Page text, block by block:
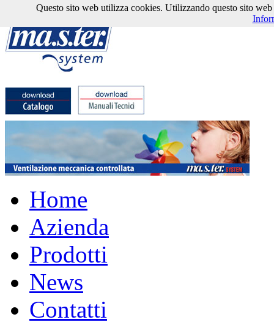
Home
Azienda
Prodotti
News
Contatti
Questo sito web utilizza cookies. Utilizzando questo sito